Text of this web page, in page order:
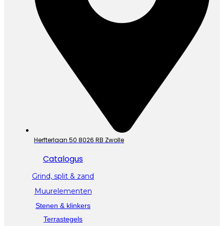
Herfterlaan 50 8026 RB Zwolle
Catalogus
Grind, split & zand
Muurelementen
Stenen & klinkers
Terrastegels